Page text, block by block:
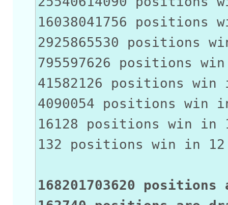
16038041756
2925865530 positions
795597626 positions
41582126 positions
4090054 positions win
16128 positions win in
132 positions win in
168201703620